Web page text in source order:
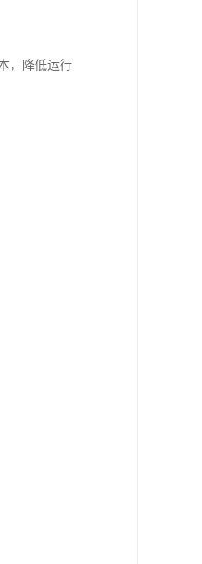
，降低运行